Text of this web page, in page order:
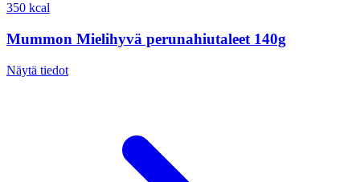
350 kcal
Mummon Mielihyvä perunahiutaleet 140g
Näytä tiedot